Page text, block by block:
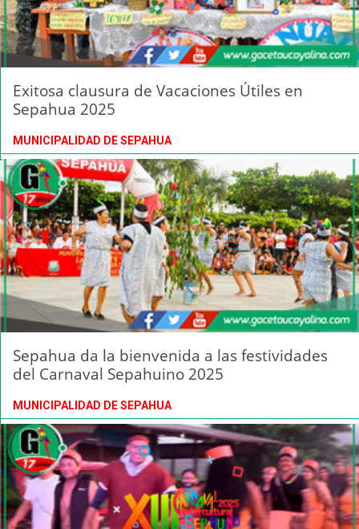
Exitosa clausura de Vacaciones Útiles en
Sepahua 2025
MUNICIPALIDAD DE SEPAHUA
Sepahua da la bienvenida a las festividades
del Carnaval Sepahuino 2025
MUNICIPALIDAD DE SEPAHUA